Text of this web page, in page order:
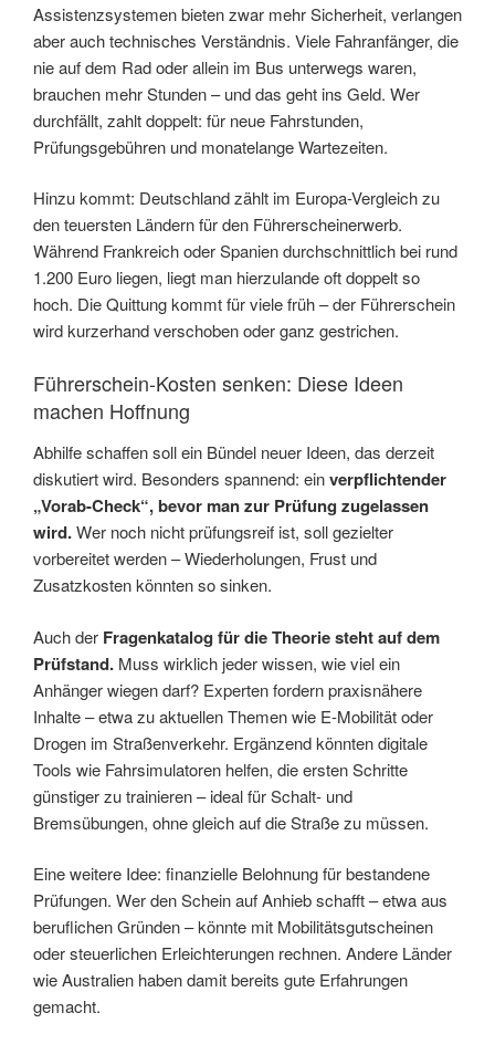
Assistenzsystemen bieten zwar mehr Sicherheit, verlangen
aber auch technisches Verständnis. Viele Fahranfänger, die
nie auf dem Rad oder allein im Bus unterwegs waren,
brauchen mehr Stunden – und das geht ins Geld. Wer
durchfällt, zahlt doppelt: für neue Fahrstunden,
Prüfungsgebühren und monatelange Wartezeiten.
Hinzu kommt: Deutschland zählt im Europa-Vergleich zu
den teuersten Ländern für den Führerscheinerwerb.
Während Frankreich oder Spanien durchschnittlich bei rund
1.200 Euro liegen, liegt man hierzulande oft doppelt so
hoch. Die Quittung kommt für viele früh – der Führerschein
wird kurzerhand verschoben oder ganz gestrichen.
Führerschein-Kosten senken: Diese Ideen
machen Hoffnung
Abhilfe schaffen soll ein Bündel neuer Ideen, das derzeit
diskutiert wird. Besonders spannend: einverpflichtender
„Vorab-Check“, bevor man zur Prüfung zugelassen
wird.Wer noch nicht prüfungsreif ist, soll gezielter
vorbereitet werden – Wiederholungen, Frust und
Zusatzkosten könnten so sinken.
Auch der Fragenkatalog für die Theorie steht auf dem
Prüfstand. Muss wirklich jeder wissen, wie viel ein
Anhänger wiegen darf? Experten fordern praxisnähere
Inhalte – etwa zu aktuellen Themen wie E-Mobilität oder
Drogen im Straßenverkehr. Ergänzend könnten digitale
Tools wie Fahrsimulatoren helfen, die ersten Schritte
günstiger zu trainieren – ideal für Schalt- und
Bremsübungen, ohne gleich auf die Straße zu müssen.
Eine weitere Idee: finanzielle Belohnung für bestandene
Prüfungen. Wer den Schein auf Anhieb schafft – etwa aus
beruflichen Gründen – könnte mit Mobilitätsgutscheinen
oder steuerlichen Erleichterungen rechnen. Andere Länder
wie Australien haben damit bereits gute Erfahrungen
gemacht.